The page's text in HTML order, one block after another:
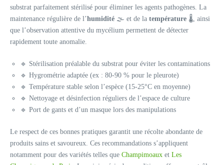
substrat parfaitement stérilisé pour éliminer les agents pathogènes. La
maintenance régulière de l’humidité 🌫️ et de la température 🌡️, ainsi
que l’observation attentive du mycélium permettent de détecter
rapidement toute anomalie.
🔹 Stérilisation préalable du substrat pour éviter les contaminations
🔹 Hygrométrie adaptée (ex : 80-90 % pour le pleurote)
🔹 Température stable selon l’espèce (15-25°C en moyenne)
🔹 Nettoyage et désinfection réguliers de l’espace de culture
🔹 Port de gants et d’un masque lors des manipulations
Le respect de ces bonnes pratiques garantit une récolte abondante de
produits sains et savoureux. Ces recommandations s’appliquent
notamment pour des variétés telles que Champimoaux et Les